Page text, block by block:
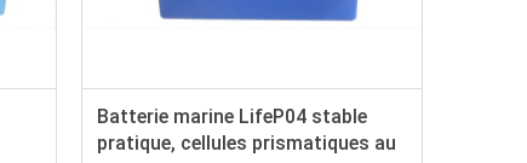
Batterie marine LifeP04 stable
pratique, cellules prismatiques au